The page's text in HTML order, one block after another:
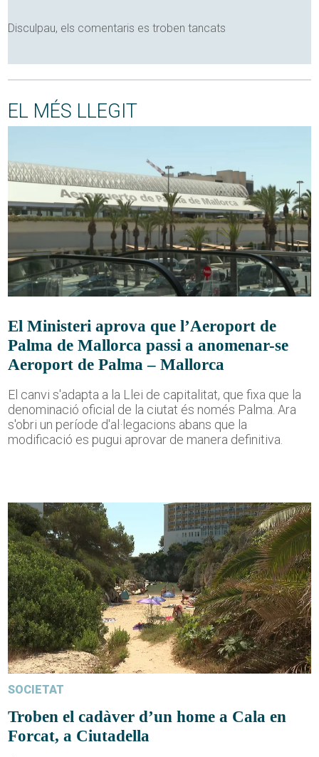
Disculpau, els comentaris es troben tancats
EL MÉS LLEGIT
El Ministeri aprova que l’Aeroport de
Palma de Mallorca passi a anomenar-se
Aeroport de Palma – Mallorca
El canvi s'adapta a la Llei de capitalitat, que fixa que la
denominació oficial de la ciutat és només Palma. Ara
s'obri un període d'al·legacions abans que la
modificació es pugui aprovar de manera definitiva.
SOCIETAT
Troben el cadàver d’un home a Cala en
Forcat, a Ciutadella